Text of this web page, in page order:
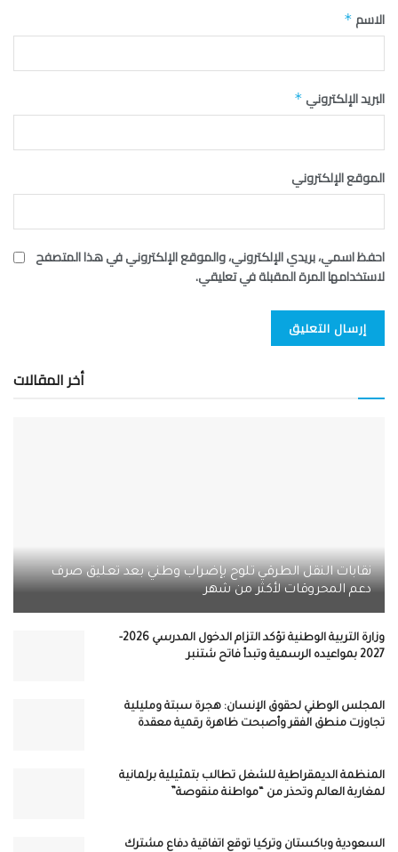
الاسم *
البريد الإلكتروني *
الموقع الإلكتروني
احفظ اسمي، بريدي الإلكتروني، والموقع الإلكتروني في هذا المتصفح
لاستخدامها المرة المقبلة في تعليقي.
أخر المقالات
نقابات النقل الطرقي تلوح بإضراب وطني بعد تعليق صرف
دعم المحروقات لأكثر من شهر
وزارة التربية الوطنية تؤكد التزام الدخول المدرسي 2026-
2027 بمواعيده الرسمية وتبدأ فاتح شتنبر
المجلس الوطني لحقوق الإنسان: هجرة سبتة ومليلية
تجاوزت منطق الفقر وأصبحت ظاهرة رقمية معقدة
المنظمة الديمقراطية للشغل تطالب بتمثيلية برلمانية
لمغاربة العالم وتحذر من “مواطنة منقوصة”
السعودية وباكستان وتركيا توقع اتفاقية دفاع مشترك